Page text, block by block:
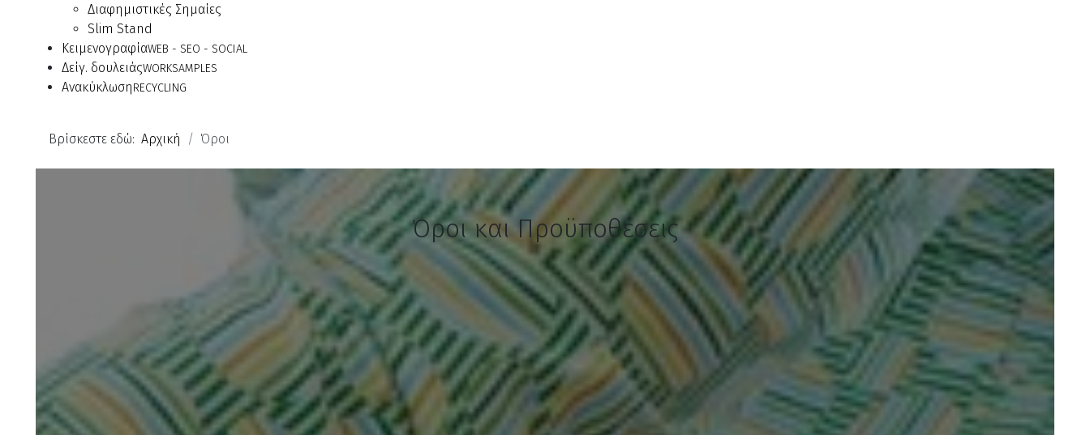
Διαφημιστικές Σημαίες
Slim Stand
ΚειμενογραφίαWEB - SEO - SOCIAL
Δείγ. δουλειάςWORKSAMPLES
ΑνακύκλωσηRECYCLING
Βρίσκεστε εδώ: Αρχική Όροι
Όροι και Προϋποθέσεις